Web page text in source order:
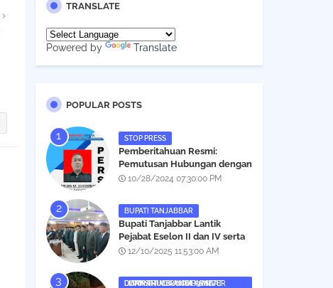
TRANSLATE
Powered by Translate
POPULAR POSTS
STOP PRESS
Pemberitahuan Resmi:
Pemutusan Hubungan dengan
Salah Satu Individu yang
Analisismedia.com
10/28/2024 07:30:00 PM
BUPATI TANJABBAR
‎Bupati Tanjabbar Lantik
Pejabat Eselon II dan IV serta
Fungsional, Berikut Nama dan
12/10/2025 11:53:00 AM
DUMP TRUCK AMBLAS SAAT LINTASI TIMBUNAN YANG DITANAMI CERUCUP 3 METER